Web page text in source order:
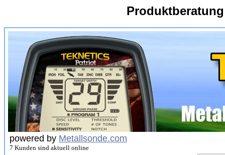
powered by Metallsonde.com
7 Kunden sind aktuell online